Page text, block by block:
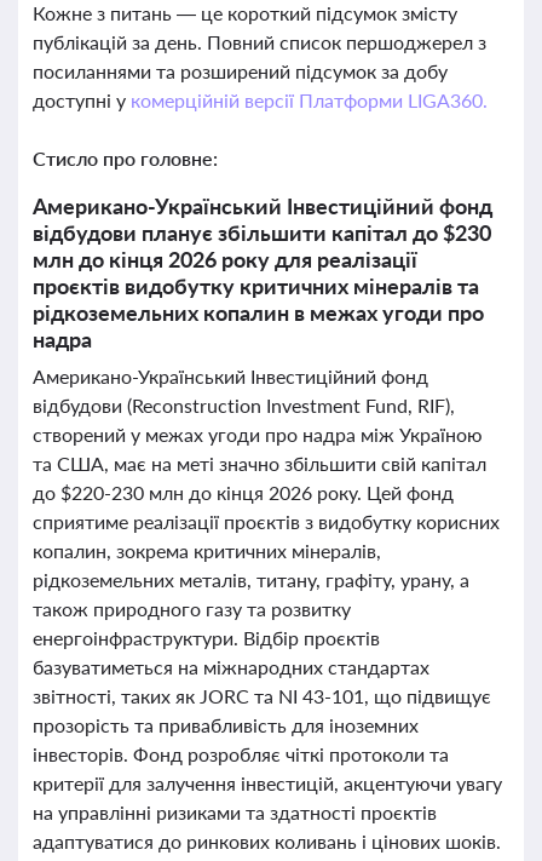
Кожне з питань — це короткий підсумок змісту
публікацій за день. Повний список першоджерел з
посиланнями та розширений підсумок за добу
доступні у комерційній версії Платформи LIGA360.
Стисло про головне:
Американо-Український Інвестиційний фонд
відбудови планує збільшити капітал до $230
млн до кінця 2026 року для реалізації
проєктів видобутку критичних мінералів та
рідкоземельних копалин в межах угоди про
надра
Американо-Український Інвестиційний фонд
відбудови (Reconstruction Investment Fund, RIF),
створений у межах угоди про надра між Україною
та США, має на меті значно збільшити свій капітал
до $220-230 млн до кінця 2026 року. Цей фонд
сприятиме реалізації проєктів з видобутку корисних
копалин, зокрема критичних мінералів,
рідкоземельних металів, титану, графіту, урану, а
також природного газу та розвитку
енергоінфраструктури. Відбір проєктів
базуватиметься на міжнародних стандартах
звітності, таких як JORC та NI 43-101, що підвищує
прозорість та привабливість для іноземних
інвесторів. Фонд розробляє чіткі протоколи та
критерії для залучення інвестицій, акцентуючи увагу
на управлінні ризиками та здатності проєктів
адаптуватися до ринкових коливань і цінових шоків.